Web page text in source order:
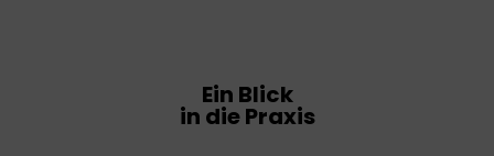
Ein Blick
in die Praxis